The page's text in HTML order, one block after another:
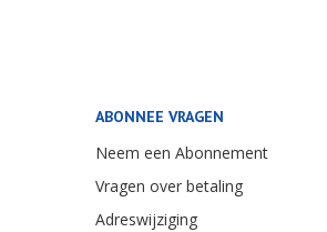
ABONNEE VRAGEN
Neem een Abonnement
Vragen over betaling
Adreswijziging